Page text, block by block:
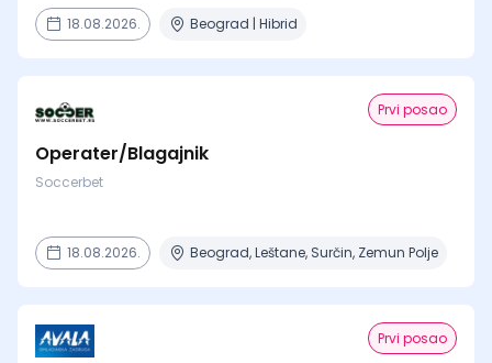
18.08.2026. Beograd | Hibrid
Prvi posao
Operater/Blagajnik
Soccerbet
18.08.2026. Beograd, Leštane, Surčin, Zemun Polje
Prvi posao